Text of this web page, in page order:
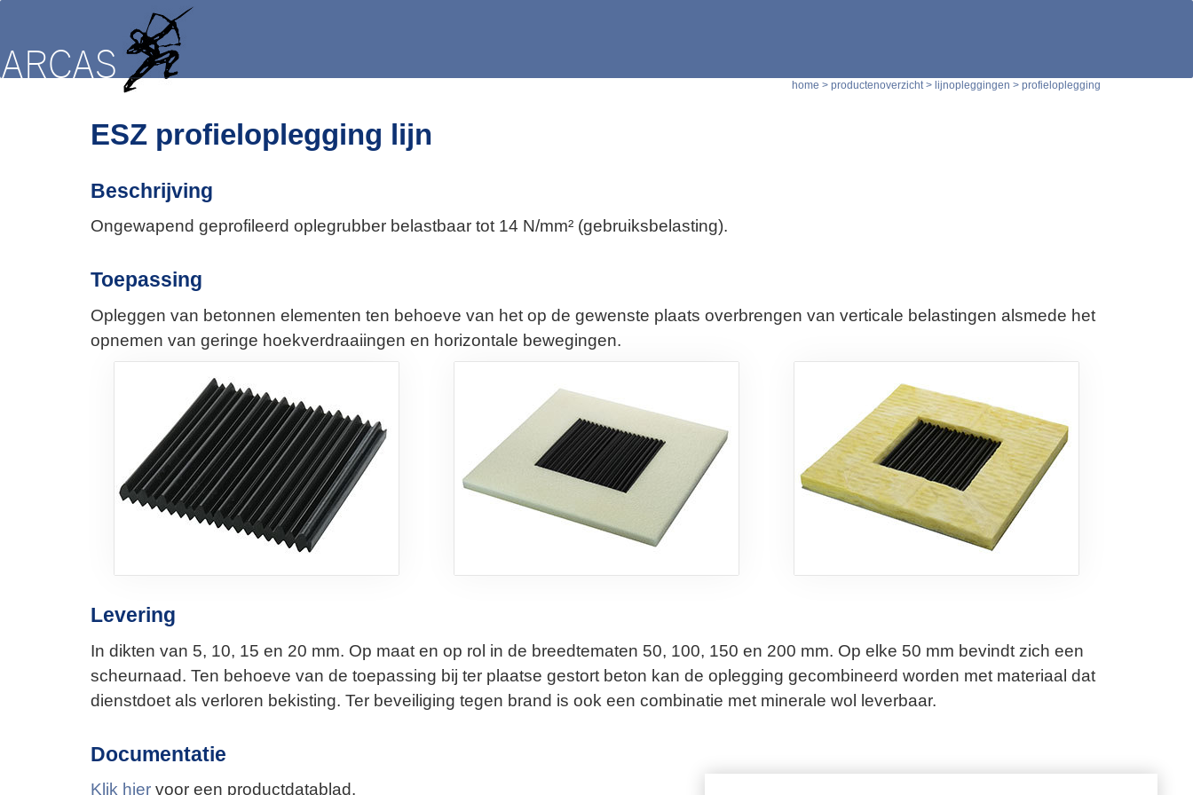
home > productenoverzicht > lijnopleggingen > profieloplegging
ESZ profieloplegging lijn
Beschrijving
Ongewapend geprofileerd oplegrubber belastbaar tot 14 N/mm² (gebruiksbelasting).
Toepassing
Opleggen van betonnen elementen ten behoeve van het op de gewenste plaats overbrengen van verticale belastingen alsmede het
opnemen van geringe hoekverdraaiingen en horizontale bewegingen.
Levering
In dikten van 5, 10, 15 en 20 mm. Op maat en op rol in de breedtematen 50, 100, 150 en 200 mm. Op elke 50 mm bevindt zich een
scheurnaad. Ten behoeve van de toepassing bij ter plaatse gestort beton kan de oplegging gecombineerd worden met materiaal dat
dienstdoet als verloren bekisting. Ter beveiliging tegen brand is ook een combinatie met minerale wol leverbaar.
Documentatie
Klik hier voor een productdatablad.